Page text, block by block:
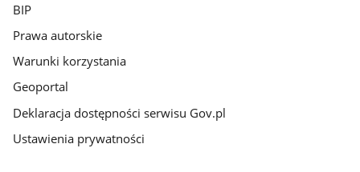
BIP
Prawa autorskie
Warunki korzystania
Geoportal
Deklaracja dostępności serwisu Gov.pl
Ustawienia prywatności